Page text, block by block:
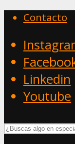
Contacto
Linkedin
Youtube